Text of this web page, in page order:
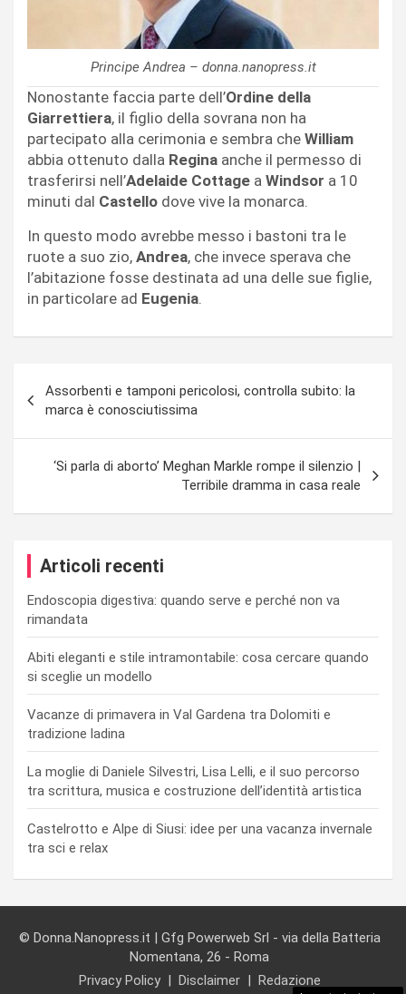
Principe Andrea – donna.nanopress.it
Nonostante faccia parte dell’Ordine della
Giarrettiera, il figlio della sovrana non ha
partecipato alla cerimonia e sembra che William
abbia ottenuto dalla Regina anche il permesso di
trasferirsi nell’Adelaide Cottage a Windsor a 10
minuti dal Castello dove vive la monarca.
In questo modo avrebbe messo i bastoni tra le
ruote a suo zio, Andrea, che invece sperava che
l’abitazione fosse destinata ad una delle sue figlie,
in particolare ad Eugenia.
articoli
Assorbenti e tamponi pericolosi, controlla subito: la
marca è conosciutissima
‘Si parla di aborto’ Meghan Markle rompe il silenzio |
Terribile dramma in casa reale
Articoli recenti
Endoscopia digestiva: quando serve e perché non va
rimandata
Abiti eleganti e stile intramontabile: cosa cercare quando
si sceglie un modello
Vacanze di primavera in Val Gardena tra Dolomiti e
tradizione ladina
La moglie di Daniele Silvestri, Lisa Lelli, e il suo percorso
tra scrittura, musica e costruzione dell’identità artistica
Castelrotto e Alpe di Siusi: idee per una vacanza invernale
tra sci e relax
© Donna.Nanopress.it | Gfg Powerweb Srl - via della Batteria
Nomentana, 26 - Roma
Privacy Policy
Disclaimer Redazione